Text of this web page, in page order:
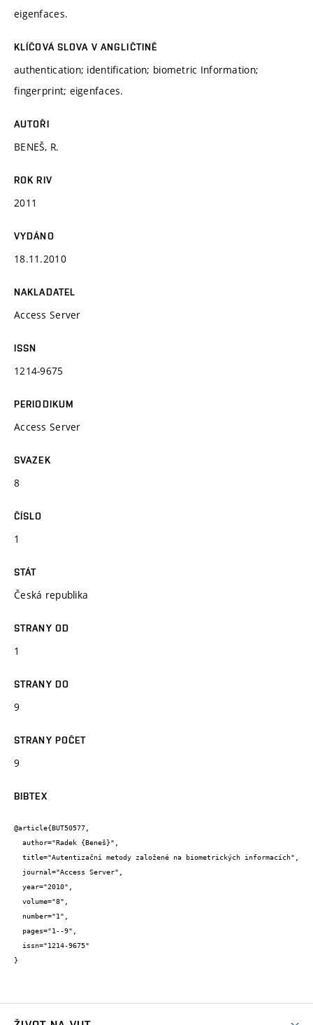
eigenfaces.
KLÍČOVÁ SLOVA V ANGLIČTINĚ
authentication; identification; biometric Information;
fingerprint; eigenfaces.
AUTOŘI
BENEŠ, R.
ROK RIV
2011
VYDÁNO
18.11.2010
NAKLADATEL
Access Server
ISSN
1214-9675
PERIODIKUM
Access Server
SVAZEK
8
ČÍSLO
1
STÁT
Česká republika
STRANY OD
1
STRANY DO
9
STRANY POČET
9
BIBTEX
@article{BUT50577,
}